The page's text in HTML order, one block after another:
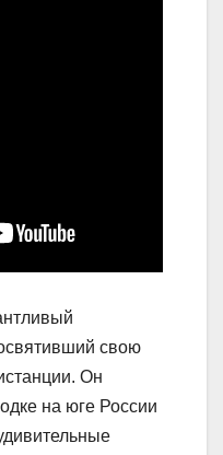
свою
Он
на юге России